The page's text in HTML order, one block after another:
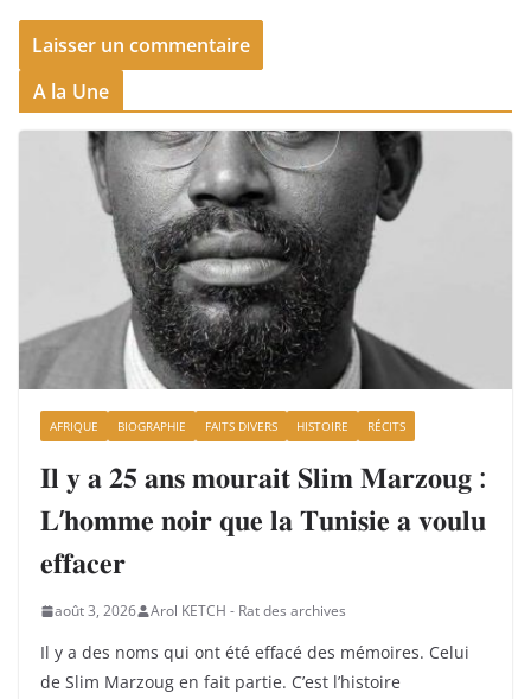
A la Une
AFRIQUE BIOGRAPHIE FAITS DIVERS HISTOIRE RÉCITS
𝐈𝐥 𝐲 𝐚 𝟐𝟓 𝐚𝐧𝐬 𝐦𝐨𝐮𝐫𝐚𝐢𝐭 𝐒𝐥𝐢𝐦 𝐌𝐚𝐫𝐳𝐨𝐮𝐠 :
𝐋’𝐡𝐨𝐦𝐦𝐞 𝐧𝐨𝐢𝐫 𝐪𝐮𝐞 𝐥𝐚 𝐓𝐮𝐧𝐢𝐬𝐢𝐞 𝐚 𝐯𝐨𝐮𝐥𝐮
𝐞𝐟𝐟𝐚𝐜𝐞𝐫
août 3, 2026 Arol KETCH - Rat des archives
Il y a des noms qui ont été effacé des mémoires. Celui
de Slim Marzoug en fait partie. C’est l’histoire